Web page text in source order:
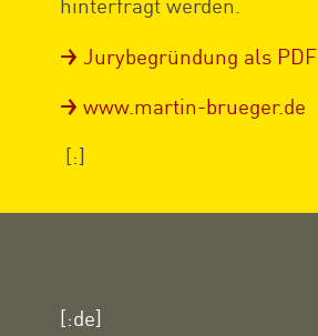
hinterfragt werden.
Jurybegründung als PDF
www.martin-brueger.de
[:]
[:de]